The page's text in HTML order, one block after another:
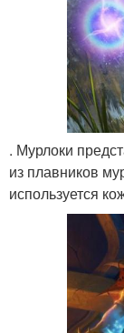
. Мурлоки
из плавников
используется